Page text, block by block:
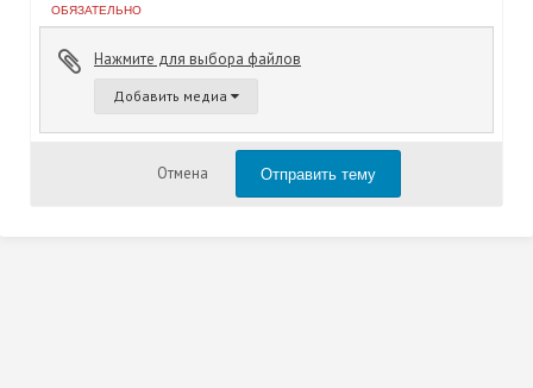
ОБЯЗАТЕЛЬНО
Нажмите для выбора файлов
Добавить медиа
Отмена Отправить тему